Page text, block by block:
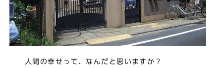
人間の幸せって、なんだと思いますか？